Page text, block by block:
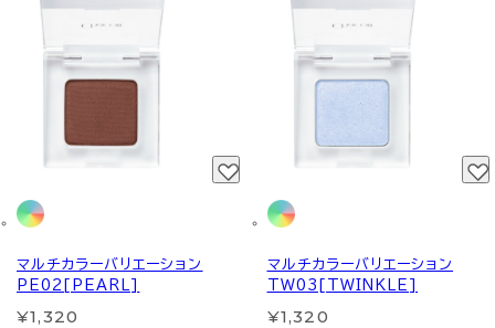
マルチカラーバリエーション
PE02[PEARL]
¥1,320
マルチカラーバリエーション
TW03[TWINKLE]
¥1,320